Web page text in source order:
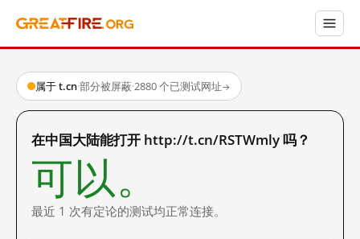
属于 t.cn·部分被屏蔽·2880 个已测试网址→
在中国大陆能打开 http://t.cn/RSTWmly 吗？
可以。
最近 1 次有定论的测试均正常连接。